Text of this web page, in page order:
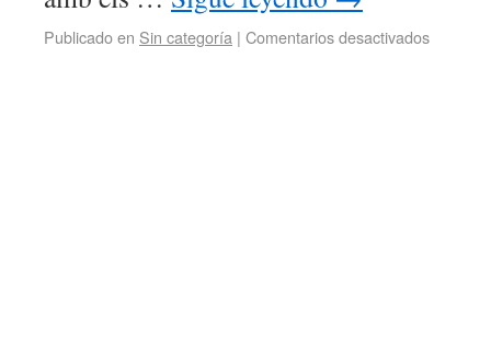
Publicado en Sin categoría | Comentarios desactivados